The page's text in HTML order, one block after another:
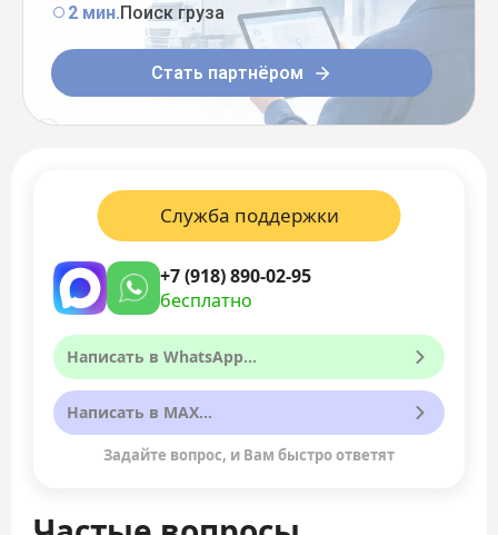
2 мин.Поиск груза
Стать партнёром
Служба поддержки
+7 (918) 890-02-95
бесплатно
Написать в WhatsApp...
Написать в MAX...
Задайте вопрос, и Вам быстро ответят